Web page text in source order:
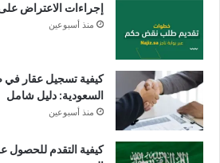
إجراءات الاعتراض
منذ أسبوعين
كيفية تسجيل عقار في
السعودية: دليل شامل
منذ أسبوعين
كيفية التقدم